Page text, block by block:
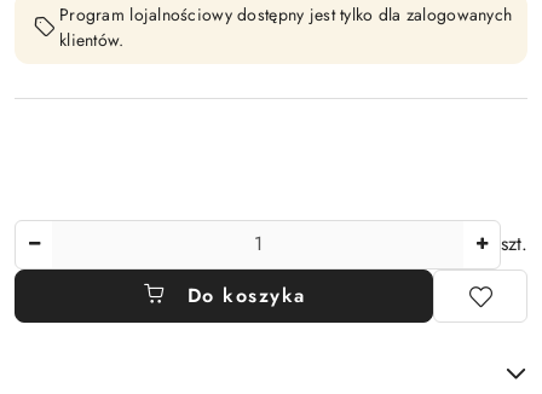
Program lojalnościowy dostępny jest tylko dla zalogowanych
klientów.
szt.
Do koszyka